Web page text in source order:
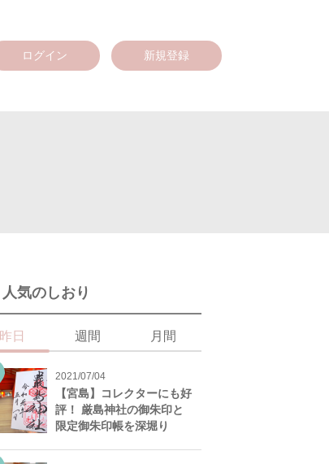
ログイン 新規登録
人気のしおり
昨日 週間 月間
2021/07/04
【宮島】コレクターにも好
評！ 厳島神社の御朱印と
限定御朱印帳を深堀り